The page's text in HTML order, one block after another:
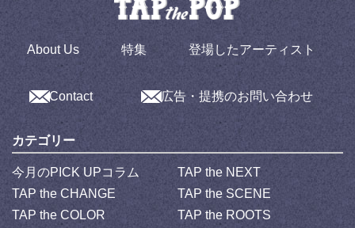
About Us 特集 登場したアーティスト
Contact 広告・提携のお問い合わせ
カテゴリー
今月のPICK UPコラム
TAP the NEXT
TAP the CHANGE
TAP the SCENE
TAP the COLOR
TAP the ROOTS